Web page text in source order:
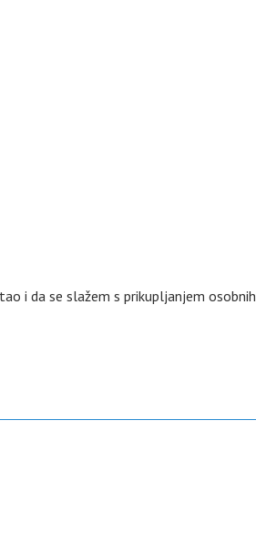
i da se slažem s prikupljanjem osobnih